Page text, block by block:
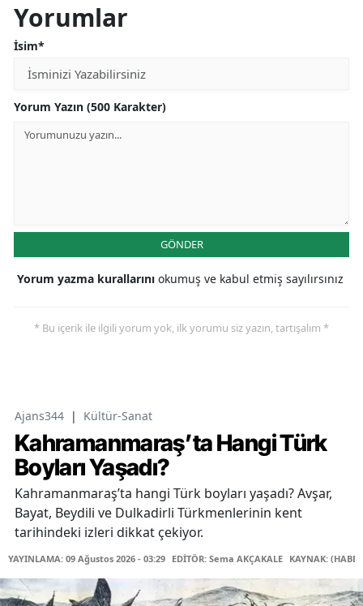
Yorumlar
İsim*
Yorum Yazın (500 Karakter)
GÖNDER
Yorum yazma kurallarını okumuş ve kabul etmiş sayılırsınız
* Bu içerik ile ilgili yorum yok, ilk yorumu siz yazın, tartışalım *
Ajans344 | Kültür-Sanat
Kahramanmaraş’ta Hangi Türk
Boyları Yaşadı?
Kahramanmaraş’ta hangi Türk boyları yaşadı? Avşar,
Bayat, Beydili ve Dulkadirli Türkmenlerinin kent
tarihindeki izleri dikkat çekiyor.
YAYINLAMA: 09 Ağustos 2026 - 03:29 EDİTÖR: Sema AKÇAKALE KAYNAK: